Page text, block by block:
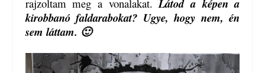
rajzoltam meg a vonalakat.Látod a képen a
kirobbanó faldarabokat? Ugye, hogy nem, én
sem láttam. 🙂